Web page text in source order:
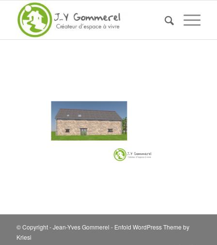
© Copyright - Jean-Yves Gommerel - Enfold WordPress Theme by
Kriesi